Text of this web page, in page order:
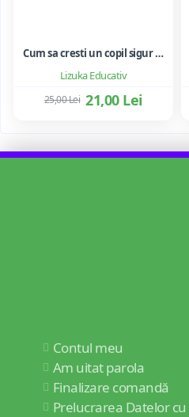
Lizuka Educativ
Cum sa cresti un copil sigur de sine ... si sa-i consolidezi autostima
21,00 Lei
25,00 Lei
Contul meu
Am uitat parola
Finalizare comandă
Prelucrarea Datelor